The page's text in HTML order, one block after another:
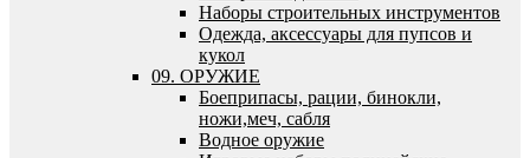
Наборы строительных инструментов
Одежда, аксессуары для пупсов и
кукол
09. ОРУЖИЕ
Боеприпасы, рации, бинокли,
ножи,меч, сабля
Водное оружие